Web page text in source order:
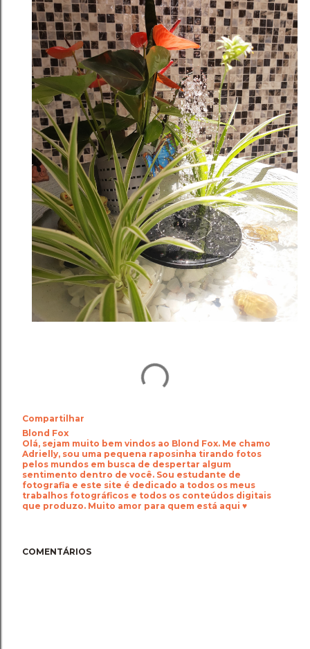
Compartilhar
Blond Fox
Olá, sejam muito bem vindos ao Blond Fox. Me chamo
Adrielly, sou uma pequena raposinha tirando fotos
pelos mundos em busca de despertar algum
sentimento dentro de você. Sou estudante de
fotografia e este site é dedicado a todos os meus
trabalhos fotográficos e todos os conteúdos digitais
que produzo. Muito amor para quem está aqui ♥
COMENTÁRIOS